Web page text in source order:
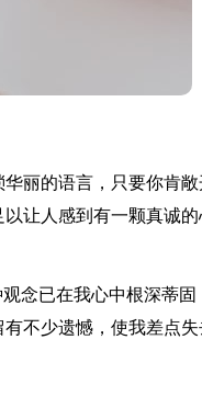
丽的语言，只要你肯敞
让人感到有一颗真诚
念已在我心中根深蒂固
不少遗憾，使我差点